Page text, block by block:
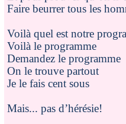
Faire beurrer tous les
Voilà quel est notre
Voilà le programme
Demandez le programme
On le trouve partout
Je le fais cent sous
Mais... pas d’hérésie!